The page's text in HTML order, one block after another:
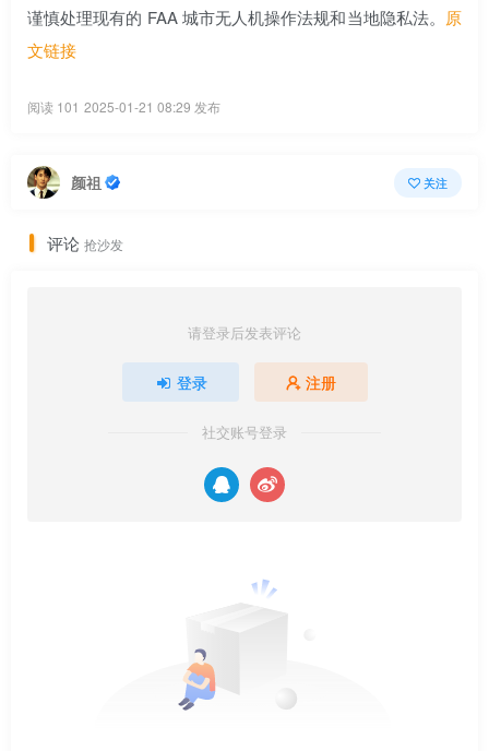
谨慎处理现有的 FAA 城市无人机操作法规和当地隐私法。 原
文链接
阅读 101 2025-01-21 08:29 发布
颜祖 关注
评论 抢沙发
请登录后发表评论
登录 注册
社交账号登录